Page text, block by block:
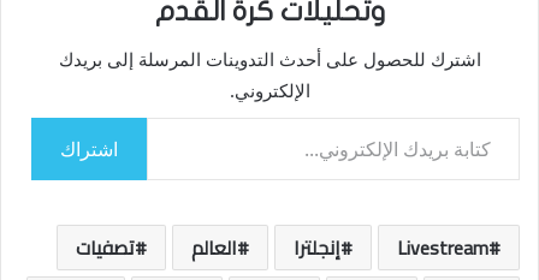
وتحليلات كرة القدم
اشترك للحصول على أحدث التدوينات المرسلة إلى بريدك
الإلكتروني.
كتابة بريدك الإلكتروني...
اشتراك
Livestream إنجلترا العالم
تصفيات